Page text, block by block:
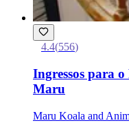
4.4(556)
Ingressos para
Maru
Maru Koala and